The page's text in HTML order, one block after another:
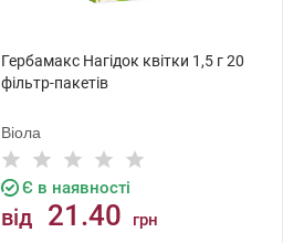
Гербамакс Нагідок квітки 1,5 г 20
фільтр-пакетів
Віола
Є в наявності
від 21.40 грн